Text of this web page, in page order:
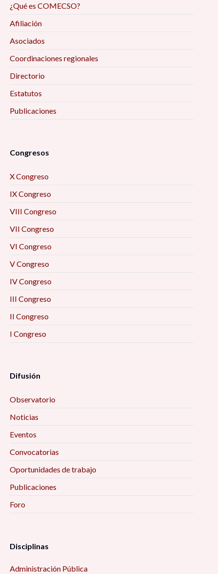
¿Qué es COMECSO?
Afiliación
Asociados
Coordinaciones regionales
Directorio
Estatutos
Publicaciones
Congresos
X Congreso
IX Congreso
VIII Congreso
VII Congreso
VI Congreso
V Congreso
IV Congreso
III Congreso
II Congreso
I Congreso
Difusión
Observatorio
Noticias
Eventos
Convocatorias
Oportunidades de trabajo
Publicaciones
Foro
Disciplinas
Administración Pública